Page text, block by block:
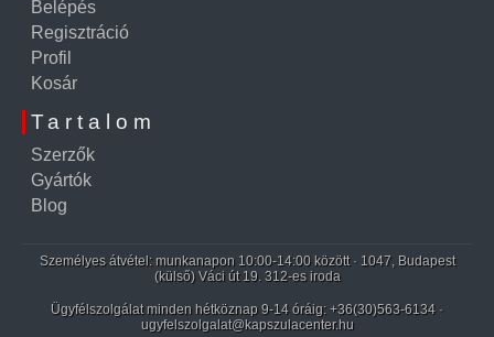
Belépés
Regisztráció
Profil
Kosár
Tartalom
Szerzők
Gyártók
Blog
Személyes átvétel: munkanapon 10:00-14:00 között · 1047, Budapest
(külső) Váci út 19. 312-es iroda
Ügyfélszolgálat minden hétköznap 9-14 óráig: +36(30)563-6134 ·
ugyfelszolgalat@kapszulacenter.hu